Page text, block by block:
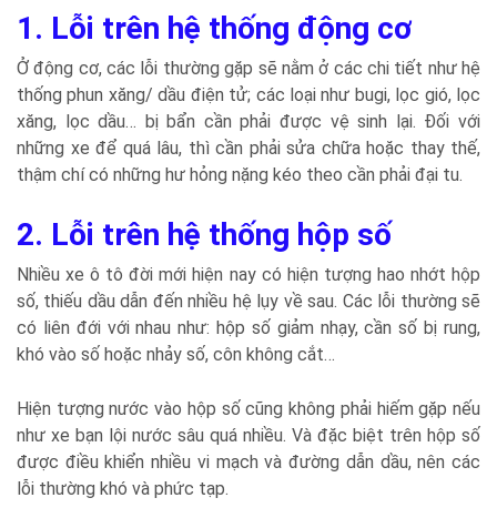
1. Lỗi trên hệ thống động cơ
Ở động cơ, các lỗi thường gặp sẽ nằm ở các chi tiết như hệ
thống phun xăng/ dầu điện tử; các loại như bugi, lọc gió, lọc
xăng, lọc dầu… bị bẩn cần phải được vệ sinh lại. Đối với
những xe để quá lâu, thì cần phải sửa chữa hoặc thay thế,
thậm chí có những hư hỏng nặng kéo theo cần phải đại tu.
2. Lỗi trên hệ thống hộp số
Nhiều xe ô tô đời mới hiện nay có hiện tượng hao nhớt hộp
số, thiếu dầu dẫn đến nhiều hệ lụy về sau. Các lỗi thường sẽ
có liên đới với nhau như: hộp số giảm nhạy, cần số bị rung,
khó vào số hoặc nhảy số, côn không cắt…
Hiện tượng nước vào hộp số cũng không phải hiếm gặp nếu
như xe bạn lội nước sâu quá nhiều. Và đặc biệt trên hộp số
được điều khiển nhiều vi mạch và đường dẫn dầu, nên các
lỗi thường khó và phức tạp.